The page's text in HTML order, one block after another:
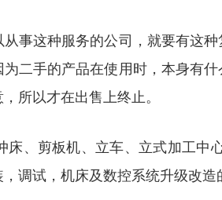
事这种服务的公司，就要有这
二手的产品在使用时，本身有
所以才在出售上终止。
、剪板机、立车、立式加工
调试，机床及数控系统升级改造